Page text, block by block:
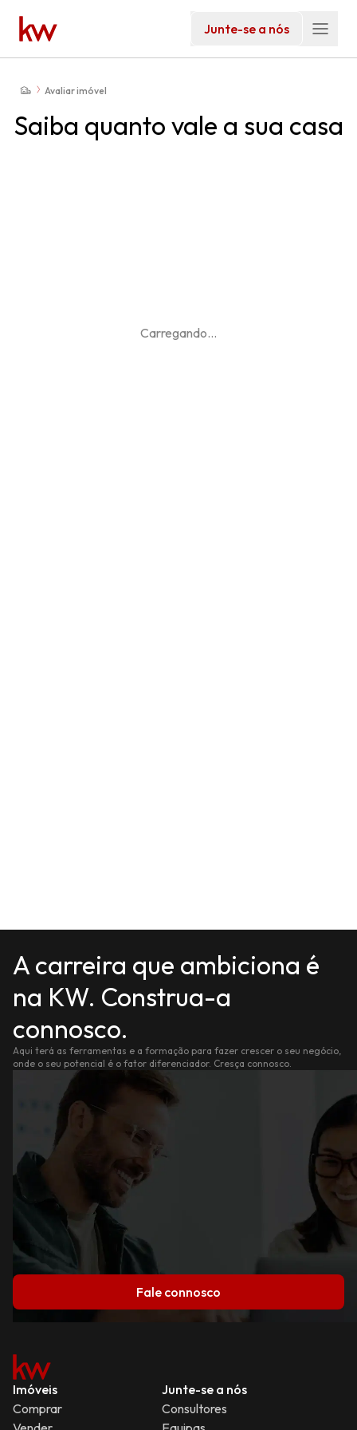
Junte-se a nós
Avaliar imóvel
Saiba quanto vale a sua casa
Carregando...
A carreira que ambiciona é
na KW. Construa-a
connosco.
Aqui terá as ferramentas e a formação para fazer crescer o seu negócio,
onde o seu potencial é o fator diferenciador. Cresça connosco.
Fale connosco
Imóveis
Comprar
Junte-se a nós
Consultores